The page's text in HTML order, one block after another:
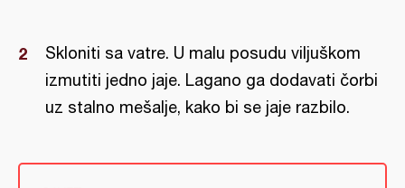
Skloniti sa vatre. U malu posudu viljuškom
izmutiti jedno jaje. Lagano ga dodavati čorbi
uz stalno mešalje, kako bi se jaje razbilo.